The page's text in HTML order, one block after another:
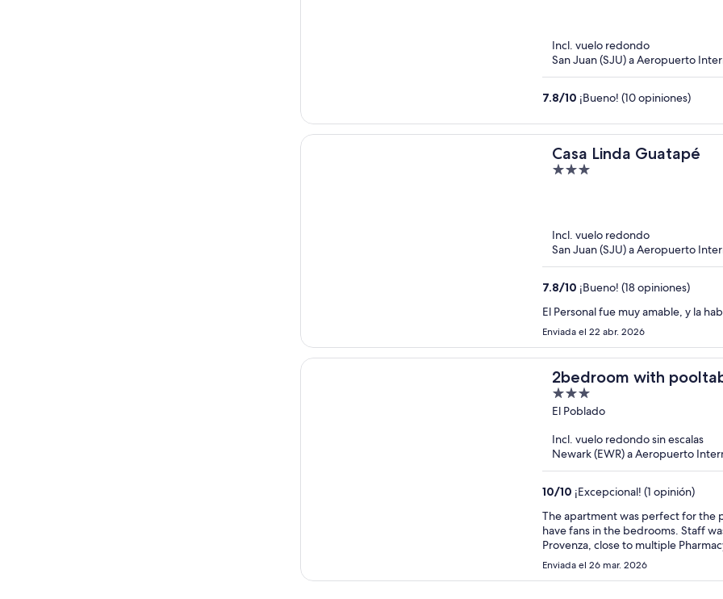
Incl. vuelo redondo
San Juan (SJU) a Aeropuerto
7.8/10 ¡Bueno! (10 opiniones)
Casa Linda Guatapé
3
Incl. vuelo redondo
San Juan (SJU) a Aeropuerto
7.8/10 ¡Bueno! (18 opiniones)
El Personal fue muy amable, y la
Enviada el 22 abr. 2026
2bedroom with
3
out
5
El Poblado
Incl. vuelo redondo sin escalas
Newark (EWR) a Aeropuerto
10/10 ¡Excepcional! (1 opinión)
The apartment was perfect for the price. There is only one AC unit in the
have fans in the bedrooms. Staff was nice and attentive. Location is great and easy to get to
Provenza, close to multiple
Enviada el 26 mar. 2026